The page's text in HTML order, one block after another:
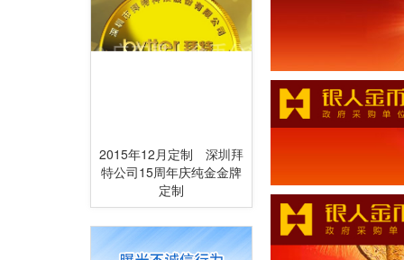
2015年12月定制 深圳拜
特公司15周年庆纯金金牌
定制